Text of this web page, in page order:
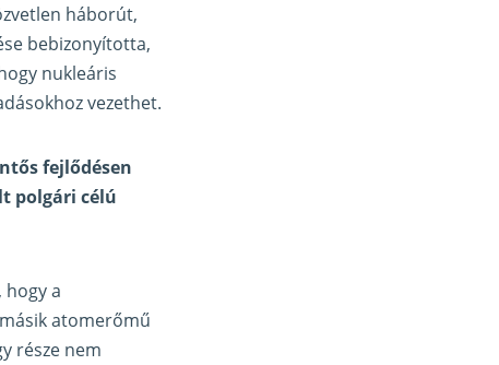
háborút,
bebizonyította,
nukleáris
vezethet.
fejlődésen
polgári célú
hogy a
atomerőmű
része nem